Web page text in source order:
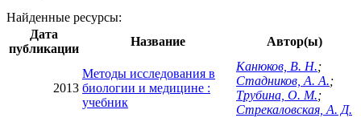
Найденные ресурсы:
Дата
публикации
Название Автор(ы)
2013
Методы исследования в
биологии и медицине :
учебник
Канюков, В. Н.;
Стадников, А. А.;
Трубина, О. М.;
Стрекаловская, А. Д.